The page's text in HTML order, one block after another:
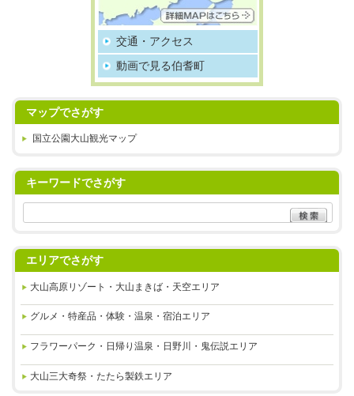
交通・アクセス
動画で見る伯耆町
マップでさがす
国立公園大山観光マップ
キーワードでさがす
エリアでさがす
大山高原リゾート・大山まきば・天空エリア
グルメ・特産品・体験・温泉・宿泊エリア
フラワーパーク・日帰り温泉・ 日野川・鬼伝説エリア
大山三大奇祭・たたら製鉄エリア